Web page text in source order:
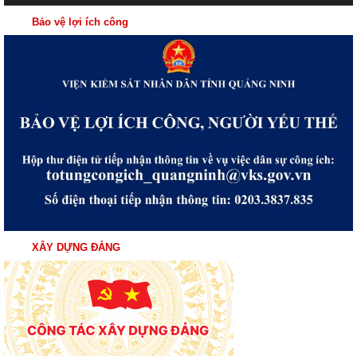
Bảo vệ lợi ích công
XÂY DỰNG ĐẢNG